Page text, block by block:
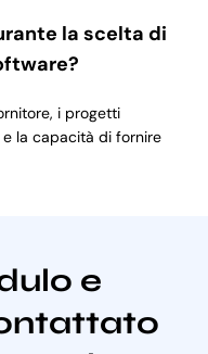
la scelta di
i progetti
la capacità di fornire
e